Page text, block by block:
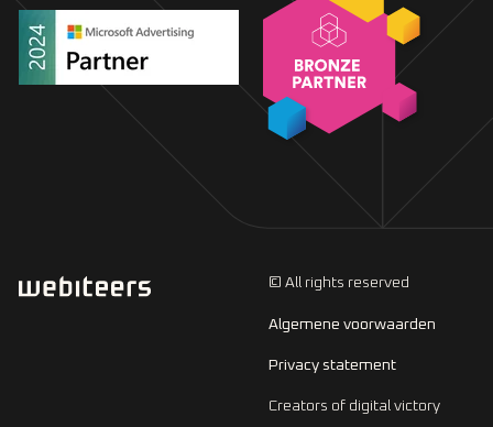
© All rights reserved
Algemene voorwaarden
Privacy statement
Creators of digital victory